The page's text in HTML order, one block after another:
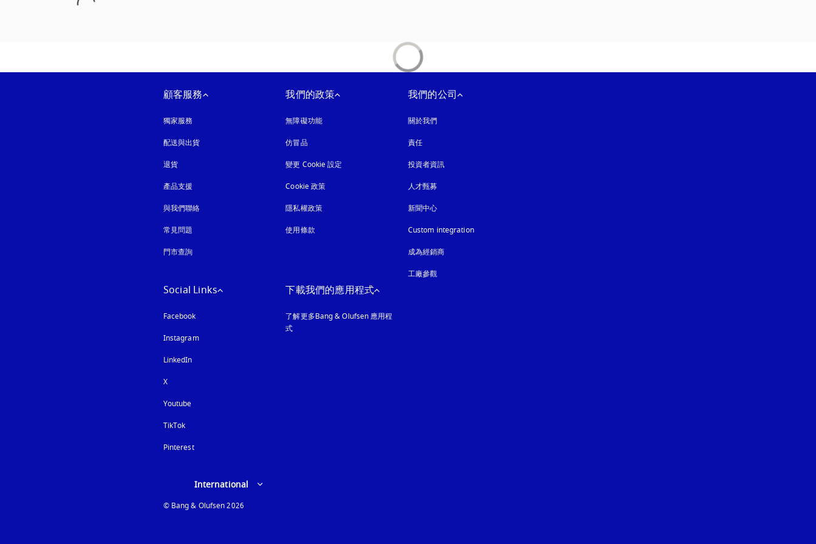
顧客服務
獨家服務
配送與出貨
退貨
產品支援
與我們聯絡
常見問題
門市查詢
我們的政策
無障礙功能以新標籤頁開啟
仿冒品以新標籤頁開啟
變更 Cookie 設定
Cookie 政策
隱私權政策以新標籤頁開啟
使用條款
我們的公司
關於我們
責任
投資者資訊
人才甄募
新聞中心
Custom integration
成為經銷商
工廠參觀
Social Links
Facebook
Instagram以新標籤頁開啟
LinkedIn
X
Youtube
TikTok
Pinterest
下載我們的應用程式
了解更多Bang & Olufsen 應用程
式
Select country and language
International
© Bang & Olufsen 2026